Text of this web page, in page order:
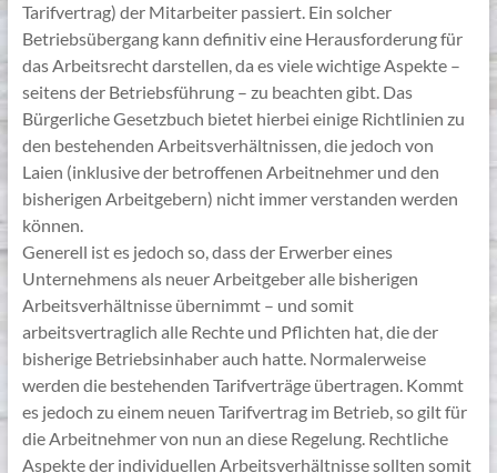
Tarifvertrag) der Mitarbeiter passiert. Ein solcher
Betriebsübergang kann definitiv eine Herausforderung für
das Arbeitsrecht darstellen, da es viele wichtige Aspekte –
seitens der Betriebsführung – zu beachten gibt. Das
Bürgerliche Gesetzbuch bietet hierbei einige Richtlinien zu
den bestehenden Arbeitsverhältnissen, die jedoch von
Laien (inklusive der betroffenen Arbeitnehmer und den
bisherigen Arbeitgebern) nicht immer verstanden werden
können.
Generell ist es jedoch so, dass der Erwerber eines
Unternehmens als neuer Arbeitgeber alle bisherigen
Arbeitsverhältnisse übernimmt – und somit
arbeitsvertraglich alle Rechte und Pflichten hat, die der
bisherige Betriebsinhaber auch hatte. Normalerweise
werden die bestehenden Tarifverträge übertragen. Kommt
es jedoch zu einem neuen Tarifvertrag im Betrieb, so gilt für
die Arbeitnehmer von nun an diese Regelung. Rechtliche
Aspekte der individuellen Arbeitsverhältnisse sollten somit